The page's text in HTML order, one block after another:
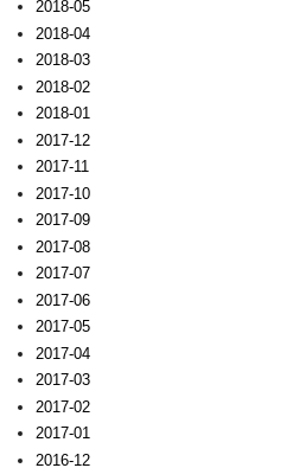
2018-05
2018-04
2018-03
2018-02
2018-01
2017-12
2017-11
2017-10
2017-09
2017-08
2017-07
2017-06
2017-05
2017-04
2017-03
2017-02
2017-01
2016-12